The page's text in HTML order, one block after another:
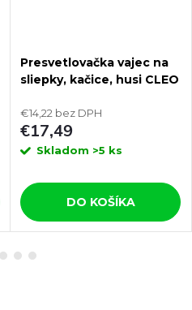
Presvetlovačka vajec na
sliepky, kačice, husi CLEO
€14,22 bez DPH
€17,49
Skladom >5 ks
DO KOŠÍKA